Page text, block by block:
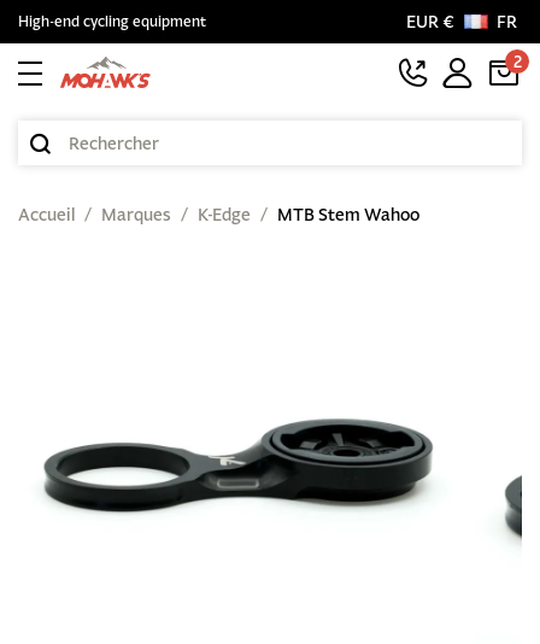
High-end cycling equipment EUR €
FR
2
Accueil Marques K-Edge MTB Stem Wahoo